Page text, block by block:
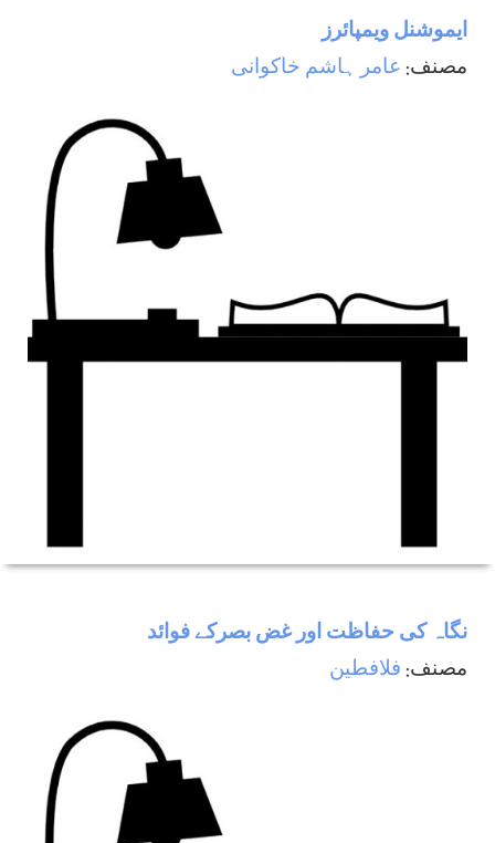
ایموشنل ویمپائرز
مصنف: عامر ہاشم خاکوانی
نگاہ كی حفاظت اور غض بصركے فوائد
مصنف: فلافطين